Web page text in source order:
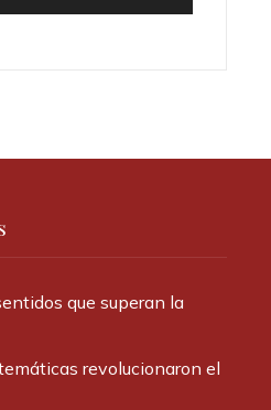
que superan la
revolucionaron el